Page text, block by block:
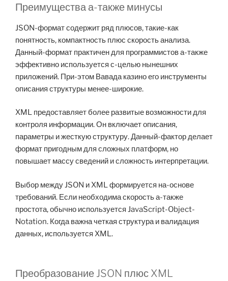
Преимущества а-также минусы
JSON-формат содержит ряд плюсов, такие-как
понятность, компактность плюс скорость анализа.
Данный-формат практичен для программистов а-также
эффективно используется с-целью нынешних
приложений. При-этом Вавада казино его инструменты
описания структуры менее-широкие.
XML предоставляет более развитые возможности для
контроля информации. Он включает описания,
параметры и жесткую структуру. Данный-фактор делает
формат пригодным для сложных платформ, но
повышает массу сведений и сложность интерпретации.
Выбор между JSON и XML формируется на-основе
требований. Если необходима скорость а-также
простота, обычно используется JavaScript-Object-
Notation. Когда важна четкая структура и валидация
данных, используется XML.
Преобразование JSON плюс XML